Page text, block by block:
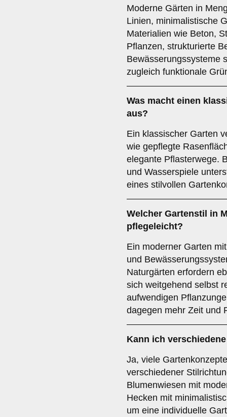
Moderne Gärten in
Linien, minimalistische
Materialien wie Beton,
Pflanzen, strukturierte
Bewässerungssysteme
zugleich funktionale
Was macht einen
aus?
Ein klassischer Garten
wie gepflegte
elegante Pflasterwege.
und Wasserspiele
eines stilvollen
Welcher Gartenstil in
pflegeleicht?
Ein moderner Garten
und
Naturgärten erfordern
sich weitgehend selbst
aufwendigen
dagegen mehr Zeit und
Kann ich
Ja, viele
verschiedener
Blumenwiesen mit
Hecken mit
um eine individuelle